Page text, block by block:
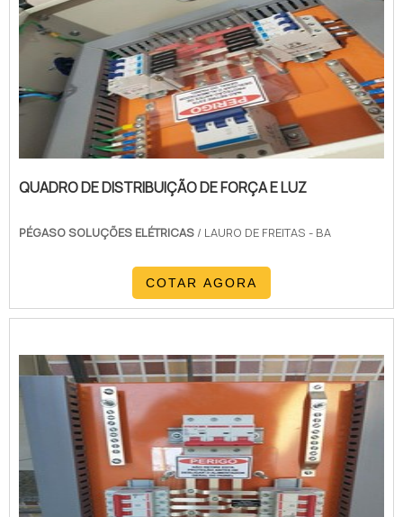
QUADRO DE DISTRIBUIÇÃO DE FORÇA E LUZ
PÉGASO SOLUÇÕES ELÉTRICAS / LAURO DE FREITAS - BA
COTAR AGORA